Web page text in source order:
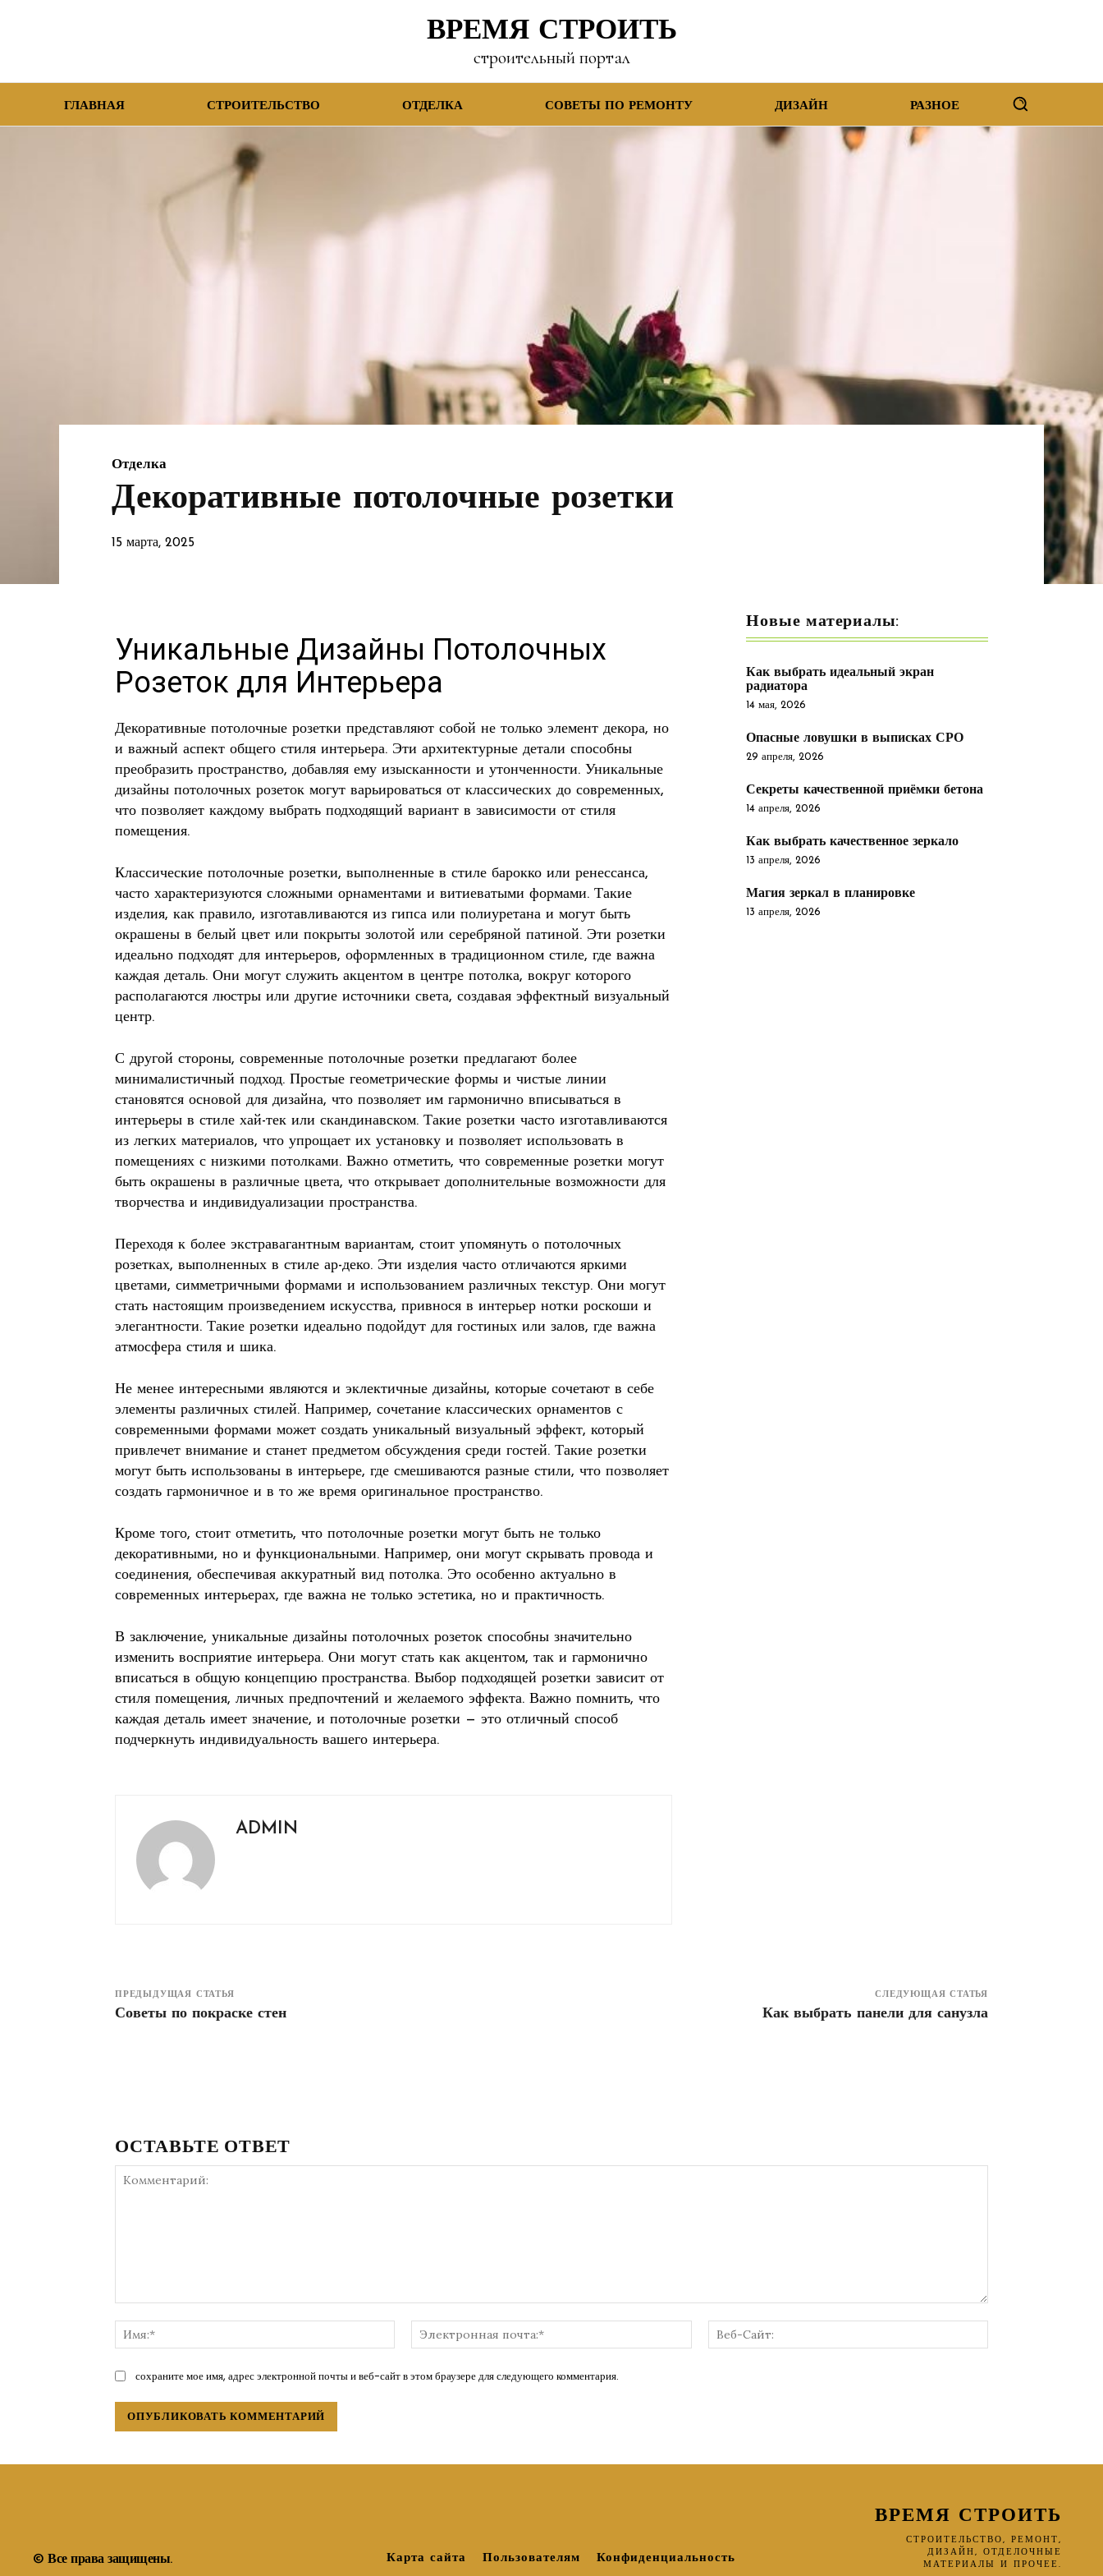
ВРЕМЯ СТРОИТЬ
строительный портал
ГЛАВНАЯ СТРОИТЕЛЬСТВО ОТДЕЛКА СОВЕТЫ ПО РЕМОНТУ ДИЗАЙН РАЗНОЕ
Отделка
Декоративные потолочные розетки
15 марта, 2025
Уникальные Дизайны Потолочных
Розеток для Интерьера
Декоративные потолочные розетки представляют собой не только элемент декора, но
и важный аспект общего стиля интерьера. Эти архитектурные детали способны
преобразить пространство, добавляя ему изысканности и утонченности. Уникальные
дизайны потолочных розеток могут варьироваться от классических до современных,
что позволяет каждому выбрать подходящий вариант в зависимости от стиля
помещения.
Классические потолочные розетки, выполненные в стиле барокко или ренессанса,
часто характеризуются сложными орнаментами и витиеватыми формами. Такие
изделия, как правило, изготавливаются из гипса или полиуретана и могут быть
окрашены в белый цвет или покрыты золотой или серебряной патиной. Эти розетки
идеально подходят для интерьеров, оформленных в традиционном стиле, где важна
каждая деталь. Они могут служить акцентом в центре потолка, вокруг которого
располагаются люстры или другие источники света, создавая эффектный визуальный
центр.
С другой стороны, современные потолочные розетки предлагают более
минималистичный подход. Простые геометрические формы и чистые линии
становятся основой для дизайна, что позволяет им гармонично вписываться в
интерьеры в стиле хай-тек или скандинавском. Такие розетки часто изготавливаются
из легких материалов, что упрощает их установку и позволяет использовать в
помещениях с низкими потолками. Важно отметить, что современные розетки могут
быть окрашены в различные цвета, что открывает дополнительные возможности для
творчества и индивидуализации пространства.
Переходя к более экстравагантным вариантам, стоит упомянуть о потолочных
розетках, выполненных в стиле ар-деко. Эти изделия часто отличаются яркими
цветами, симметричными формами и использованием различных текстур. Они могут
стать настоящим произведением искусства, привнося в интерьер нотки роскоши и
элегантности. Такие розетки идеально подойдут для гостиных или залов, где важна
атмосфера стиля и шика.
Не менее интересными являются и эклектичные дизайны, которые сочетают в себе
элементы различных стилей. Например, сочетание классических орнаментов с
современными формами может создать уникальный визуальный эффект, который
привлечет внимание и станет предметом обсуждения среди гостей. Такие розетки
могут быть использованы в интерьере, где смешиваются разные стили, что позволяет
создать гармоничное и в то же время оригинальное пространство.
Кроме того, стоит отметить, что потолочные розетки могут быть не только
декоративными, но и функциональными. Например, они могут скрывать провода и
соединения, обеспечивая аккуратный вид потолка. Это особенно актуально в
современных интерьерах, где важна не только эстетика, но и практичность.
В заключение, уникальные дизайны потолочных розеток способны значительно
изменить восприятие интерьера. Они могут стать как акцентом, так и гармонично
вписаться в общую концепцию пространства. Выбор подходящей розетки зависит от
стиля помещения, личных предпочтений и желаемого эффекта. Важно помнить, что
каждая деталь имеет значение, и потолочные розетки — это отличный способ
подчеркнуть индивидуальность вашего интерьера.
ADMIN
Новые материалы:
Как выбрать идеальный экран
радиатора
14 мая, 2026
Опасные ловушки в выписках СРО
29 апреля, 2026
Секреты качественной приёмки бетона
14 апреля, 2026
Как выбрать качественное зеркало
13 апреля, 2026
Магия зеркал в планировке
13 апреля, 2026
ПРЕДЫДУЩАЯ СТАТЬЯ
Советы по покраске стен
СЛЕДУЮЩАЯ СТАТЬЯ
Как выбрать панели для санузла
ОСТАВЬТЕ ОТВЕТ
Имя:*
Электронная
почта:*
Сайт:
сохраните мое имя, адрес электронной почты и веб-сайт в этом браузере для следующего комментария.
© Все права защищены. Карта сайта Пользователям Конфиденциальность
ВРЕМЯ СТРОИТЬ
СТРОИТЕЛЬСТВО, РЕМОНТ,
ДИЗАЙН, ОТДЕЛОЧНЫЕ
МАТЕРИАЛЫ И ПРОЧЕЕ.